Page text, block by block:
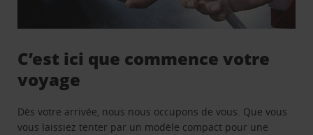
C’est ici que commence votre
voyage
Dès votre arrivée, nous nous occupons de vous. Que vous
vous laissiez tenter par un modèle compact pour une